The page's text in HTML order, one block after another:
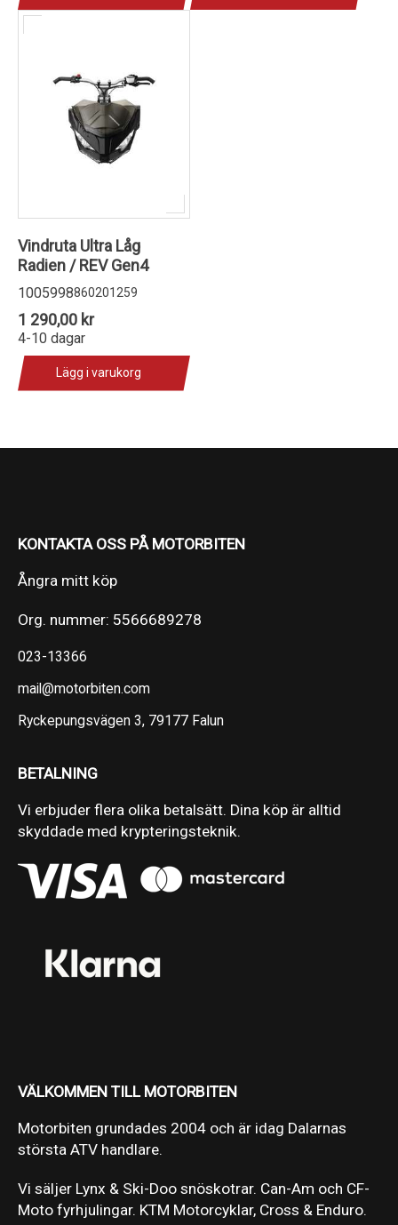
Vindruta Ultra Låg
Radien / REV Gen4
1005998860201259
1 290,00 kr
4-10 dagar
Lägg i varukorg
KONTAKTA OSS PÅ MOTORBITEN
Ångra mitt köp
Org. nummer: 5566689278
023-13366
mail@motorbiten.com
Ryckepungsvägen 3, 79177 Falun
BETALNING
Vi erbjuder flera olika betalsätt. Dina köp är alltid
skyddade med krypteringsteknik.
VÄLKOMMEN TILL MOTORBITEN
Motorbiten grundades 2004 och är idag Dalarnas
största ATV handlare.
Vi säljer Lynx & Ski-Doo snöskotrar. Can-Am och CF-
Moto fyrhjulingar. KTM Motorcyklar, Cross & Enduro.